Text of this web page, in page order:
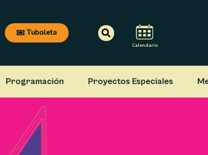
Tuboleta Search
Calendario
Programación Proyectos Especiales